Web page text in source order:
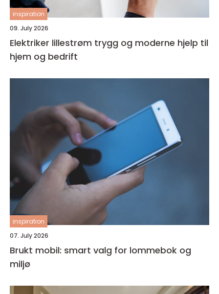
inspiration
09. July 2026
Elektriker lillestrøm trygg og moderne hjelp til
hjem og bedrift
inspiration
07. July 2026
Brukt mobil: smart valg for lommebok og
miljø